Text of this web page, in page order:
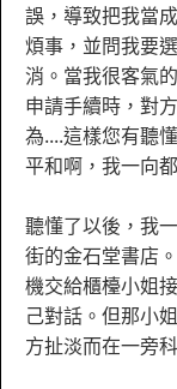
誤，導致把我當
煩事，並問我要
消。當我很客氣
申請手續時，對
為....這樣您有聽
平和啊，我一向
聽懂了以後，我
街的金石堂書店
機交給櫃檯小姐
己對話。但那小
方扯淡而在一旁